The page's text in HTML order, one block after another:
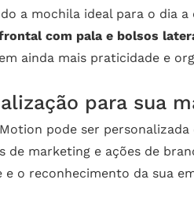
a mochila ideal para o dia a
com pala e bolsos
ainda mais praticidade e
para sua
pode ser
de marketing e ações de
e o reconhecimento da sua